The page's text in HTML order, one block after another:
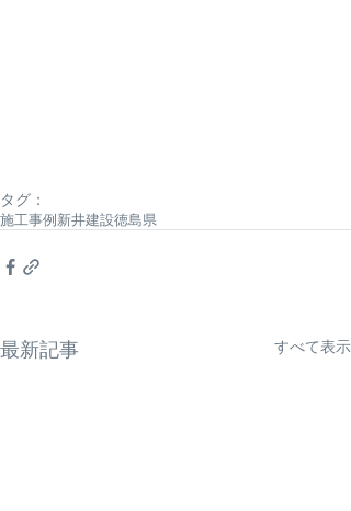
タグ：
施工事例 新井建設徳島県
最新記事 すべて表示